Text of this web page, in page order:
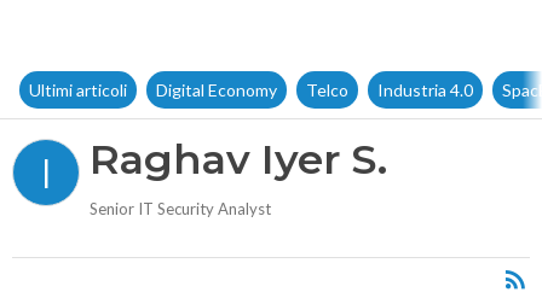
Ultimi articoli Digital Economy Telco Industria 4.0
I Raghav Iyer S.
Senior IT Security Analyst